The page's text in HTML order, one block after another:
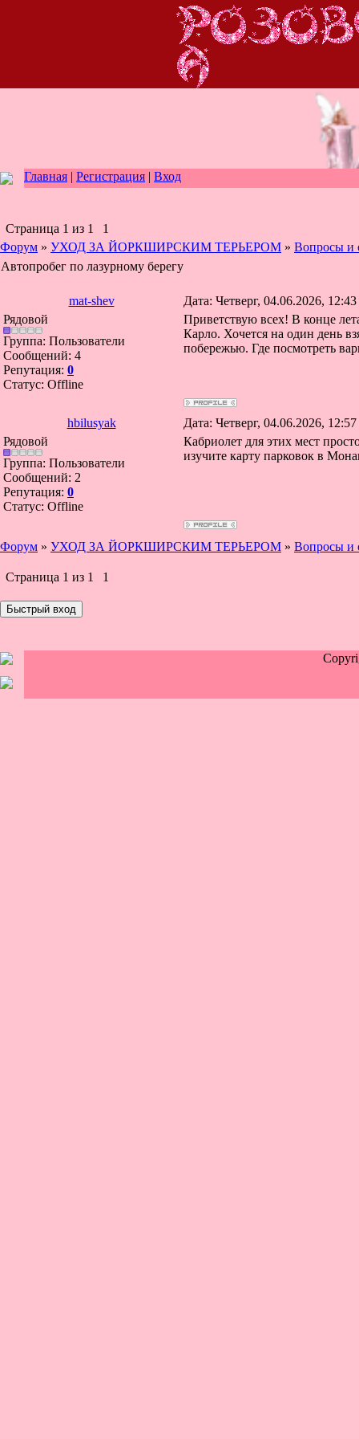
Главная | Регистрация | Вход
Страница 1 из 1
1
Форум » УХОД ЗА ЙОРКШИРСКИМ ТЕРЬЕРОМ » Вопросы и
Автопробег по лазурному берегу
mat-shev
Дата: Четверг, 04.06.2026,
Рядовой
Группа: Пользователи
Сообщений: 4
Репутация: 0
Статус: Offline
Приветствую всех! В конце
Карло. Хочется на один день
побережью. Где посмотреть
hbilusyak
Дата: Четверг, 04.06.2026,
Рядовой
Группа: Пользователи
Сообщений: 2
Репутация: 0
Статус: Offline
Кабриолет для этих мест
изучите карту парковок в
Форум » УХОД ЗА ЙОРКШИРСКИМ ТЕРЬЕРОМ » Вопросы и
Страница 1 из 1 1